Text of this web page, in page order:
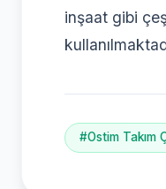
inşaat gibi
#Ostim Takım